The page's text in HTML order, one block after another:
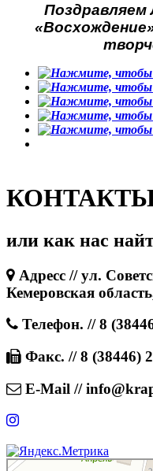
Поздравляем
или как нас
Адресс // ул.
Кемеровская
Телефон. // 8
Факс. // 8 (38446)
E-Mail //